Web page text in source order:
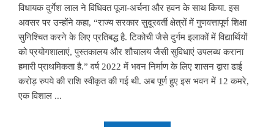
विधायक दुर्गेश लाल ने विधिवत पूजा-अर्चना और हवन के साथ किया. इस
अवसर पर उन्होंने कहा, “राज्य सरकार सुदूरवर्ती क्षेत्रों में गुणवत्तापूर्ण शिक्षा
सुनिश्चित करने के लिए प्रतिबद्ध है. टिकोची जैसे दुर्गम इलाकों में विद्यार्थियों
को प्रयोगशालाएं, पुस्तकालय और शौचालय जैसी सुविधाएं उपलब्ध कराना
हमारी प्राथमिकता है.” वर्ष 2022 में भवन निर्माण के लिए शासन द्वारा ढाई
करोड़ रुपये की राशि स्वीकृत की गई थी. अब पूर्ण हुए इस भवन में 12 कमरे,
एक विशाल ...